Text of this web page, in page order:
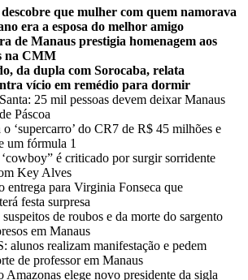
que mulher com quem namorava
era a esposa do melhor amigo
de Manaus prestigia homenagem aos
na CMM
da dupla com Sorocaba, relata
vício em remédio para dormir
25 mil pessoas devem deixar Manaus
Páscoa
o ‘supercarro’ do CR7 de R$ 45 milhões e
um fórmula 1
é criticado por surgir sorridente
Key Alves
entrega para Virginia Fonseca que
festa surpresa
de roubos e da morte do sargento
em Manaus
alunos realizam manifestação e pedem
de professor em Manaus
Amazonas elege novo presidente da sigla